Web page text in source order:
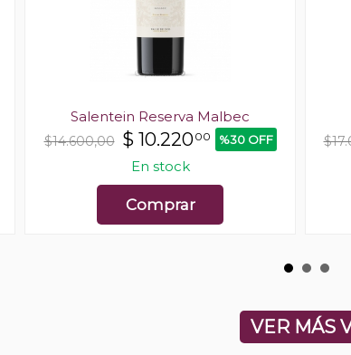
Salentein Reserva Malbec
$14.600,00 $ 10.22000 %30 OFF
En stock
Comprar
VER MÁS